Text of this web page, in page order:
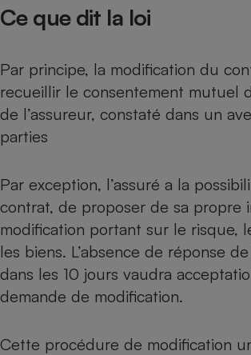
Ce que dit la loi
Par principe, la modification du
recueillir le consentement mutuel
de l’assureur, constaté dans un
parties
Par exception, l’assuré a la
contrat, de proposer de sa propre
modification portant sur le risque,
les biens. L’absence de réponse
dans les 10 jours vaudra
demande de modification.
Cette procédure de modification